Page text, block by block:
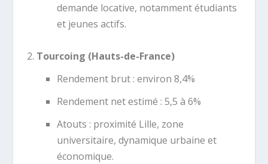
demande locative, notamment étudiants
et jeunes actifs.
Tourcoing (Hauts-de-France)
Rendement brut : environ 8,4%
Rendement net estimé : 5,5 à 6%
Atouts : proximité Lille, zone
universitaire, dynamique urbaine et
économique.